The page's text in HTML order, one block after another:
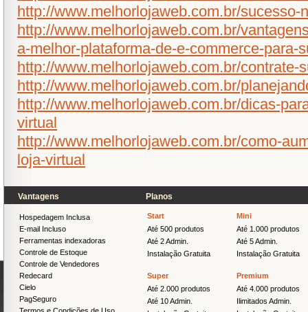
http://www.melhorlojaweb.com.br/sucesso-
http://www.melhorlojaweb.com.br/
a-melhor-plataforma-de-e-commerce-para-
http://www.melhorlojaweb.com.br/contrate-
http://www.melhorlojaweb.com.br/
http://www.melhorlojaweb.com.br/dicas-
virtual
http://www.melhorlojaweb.com.br/como-
loja-virtual
Vantagens
Hospedagem Inclusa
E-mail Incluso
Ferramentas indexadoras
Controle de Estoque
Controle de Vendedores
Redecard
Cielo
PagSeguro
Planos
Start
Até 500 produtos
Até 2 Admin.
Instalação Gratuita
Mini
Até 1.000 produtos
Até 5 Admin.
Instalação Gratuita
Super
Até 2.000 produtos
Até 10 Admin.
Premium
Até 4.000 produtos
Ilimitados Admin.